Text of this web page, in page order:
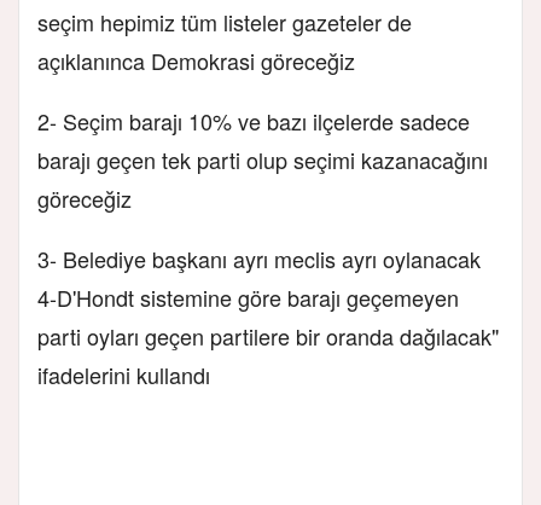
seçim hepimiz tüm listeler gazeteler de
açıklanınca Demokrasi göreceğiz
2- Seçim barajı 10% ve bazı ilçelerde sadece
barajı geçen tek parti olup seçimi kazanacağını
göreceğiz
3- Belediye başkanı ayrı meclis ayrı oylanacak
4-D'Hondt sistemine göre barajı geçemeyen
parti oyları geçen partilere bir oranda dağılacak"
ifadelerini kullandı